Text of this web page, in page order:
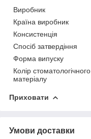
Виробник
Країна виробник
Консистенція
Спосіб затвердіння
Форма випуску
Колір стоматологічного
матеріалу
Приховати
Умови доставки